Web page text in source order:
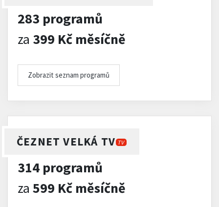
283 programů
za 399 Kč měsíčně
Zobrazit seznam programů
ČEZNET VELKÁ TV TV
314 programů
za 599 Kč měsíčně